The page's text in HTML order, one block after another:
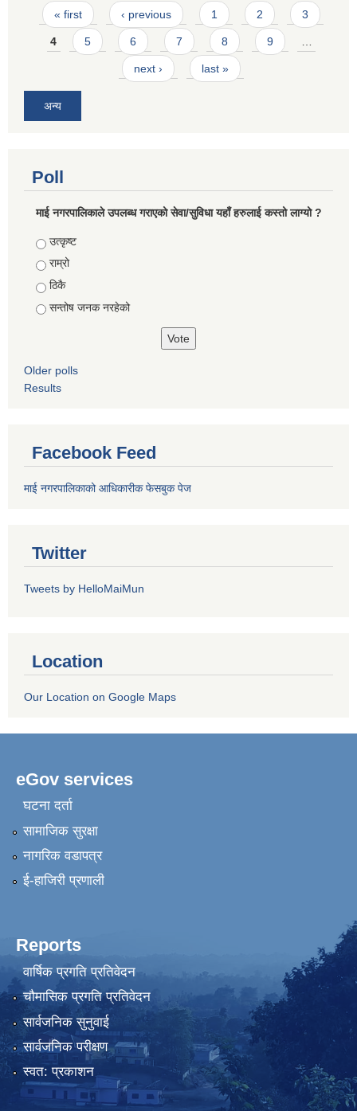
Pages
« first ‹ previous 1 2 3
4 5 6 7 8 9 …
next › last »
अन्य
Poll
माई नगरपालिकाले उपलब्ध गराएको सेवा/सुविधा यहाँ हरुलाई कस्तो लाग्यो ?
Choices
उत्कृष्ट
राम्रो
ठिकै
सन्तोष जनक नरहेको
Older polls
Results
Facebook Feed
माई नगरपालिकाको आधिकारीक फेसबुक पेज
Twitter
Tweets by HelloMaiMun
Location
Our Location on Google Maps
eGov services
घटना दर्ता
सामाजिक सुरक्षा
नागरिक वडापत्र
ई-हाजिरी प्रणाली
Reports
वार्षिक प्रगति प्रतिवेदन
चौमासिक प्रगति प्रतिवेदन
सार्वजनिक सुनुवाई
सार्वजनिक परीक्षण
स्वत: प्रकाशन